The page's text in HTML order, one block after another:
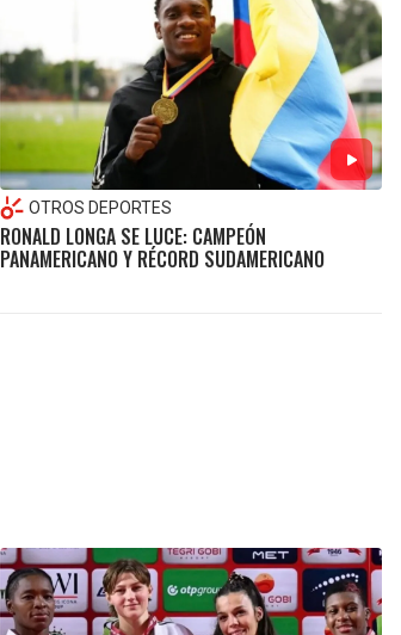
OTROS DEPORTES
RONALD LONGA SE LUCE: CAMPEÓN
PANAMERICANO Y RÉCORD SUDAMERICANO